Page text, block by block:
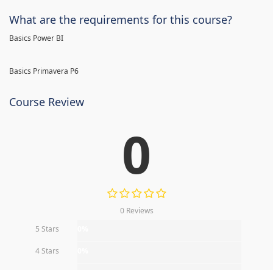
What are the requirements for this course?
Basics Power BI
Basics Primavera P6
Course Review
0
0 Reviews
5 Stars
4 Stars